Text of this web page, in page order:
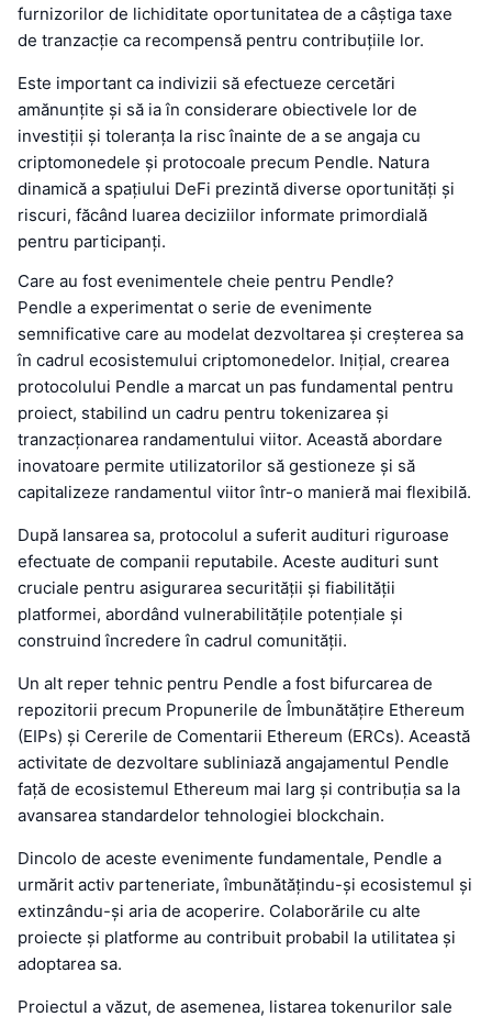
furnizorilor de lichiditate oportunitatea de a câștiga taxe
de tranzacție ca recompensă pentru contribuțiile lor.
Este important ca indivizii să efectueze cercetări
amănunțite și să ia în considerare obiectivele lor de
investiții și toleranța la risc înainte de a se angaja cu
criptomonedele și protocoale precum Pendle. Natura
dinamică a spațiului DeFi prezintă diverse oportunități și
riscuri, făcând luarea deciziilor informate primordială
pentru participanți.
Care au fost evenimentele cheie pentru Pendle?
Pendle a experimentat o serie de evenimente
semnificative care au modelat dezvoltarea și creșterea sa
în cadrul ecosistemului criptomonedelor. Inițial, crearea
protocolului Pendle a marcat un pas fundamental pentru
proiect, stabilind un cadru pentru tokenizarea și
tranzacționarea randamentului viitor. Această abordare
inovatoare permite utilizatorilor să gestioneze și să
capitalizeze randamentul viitor într-o manieră mai flexibilă.
După lansarea sa, protocolul a suferit audituri riguroase
efectuate de companii reputabile. Aceste audituri sunt
cruciale pentru asigurarea securității și fiabilității
platformei, abordând vulnerabilitățile potențiale și
construind încredere în cadrul comunității.
Un alt reper tehnic pentru Pendle a fost bifurcarea de
repozitorii precum Propunerile de Îmbunătățire Ethereum
(EIPs) și Cererile de Comentarii Ethereum (ERCs). Această
activitate de dezvoltare subliniază angajamentul Pendle
față de ecosistemul Ethereum mai larg și contribuția sa la
avansarea standardelor tehnologiei blockchain.
Dincolo de aceste evenimente fundamentale, Pendle a
urmărit activ parteneriate, îmbunătățindu-și ecosistemul și
extinzându-și aria de acoperire. Colaborările cu alte
proiecte și platforme au contribuit probabil la utilitatea și
adoptarea sa.
Proiectul a văzut, de asemenea, listarea tokenurilor sale